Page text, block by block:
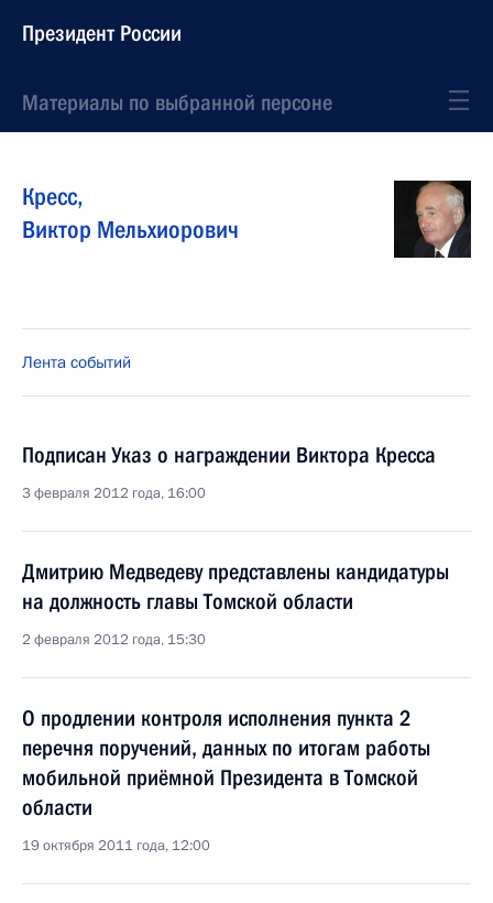
Президент России
Материалы по выбранной персоне
Кресс,
Виктор Мельхиорович
Лента событий
Подписан Указ о награждении Виктора Кресса
3 февраля 2012 года, 16:00
Дмитрию Медведеву представлены кандидатуры
на должность главы Томской области
2 февраля 2012 года, 15:30
О продлении контроля исполнения пункта 2
перечня поручений, данных по итогам работы
мобильной приёмной Президента в Томской
области
19 октября 2011 года, 12:00